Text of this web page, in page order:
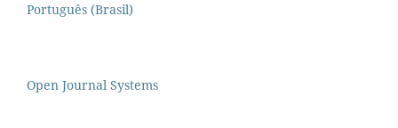
Português (Brasil)
Open Journal Systems